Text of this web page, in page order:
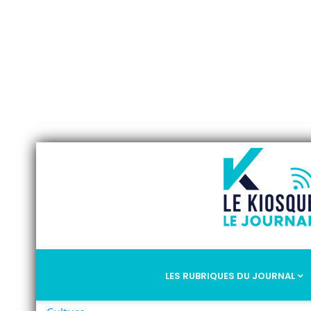
LES RUBRIQUES DU JOURNAL